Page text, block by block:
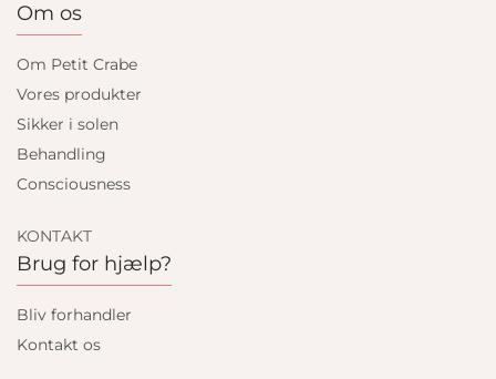
Om os
Om Petit Crabe
Vores produkter
Sikker i solen
Behandling
Consciousness
KONTAKT
Brug for hjælp?
Bliv forhandler
Kontakt os